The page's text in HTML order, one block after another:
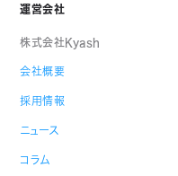
運営会社
株式会社Kyash
会社概要
採用情報
ニュース
コラム